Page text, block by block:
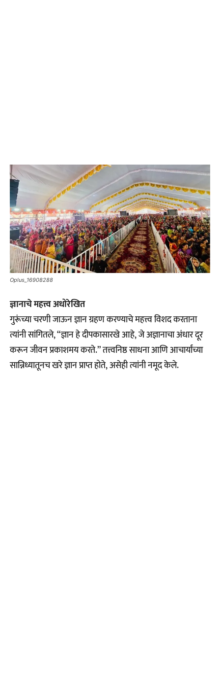
Oplus_16908288
ज्ञानाचे महत्त्व अधोरेखित
गुरूंच्या चरणी जाऊन ज्ञान ग्रहण करण्याचे महत्त्व विशद करताना
त्यांनी सांगितले, “ज्ञान हे दीपकासारखे आहे, जे अज्ञानाचा अंधार दूर
करून जीवन प्रकाशमय करते.” तत्त्वनिष्ठ साधना आणि आचार्यांच्या
सान्निध्यातूनच खरे ज्ञान प्राप्त होते, असेही त्यांनी नमूद केले.